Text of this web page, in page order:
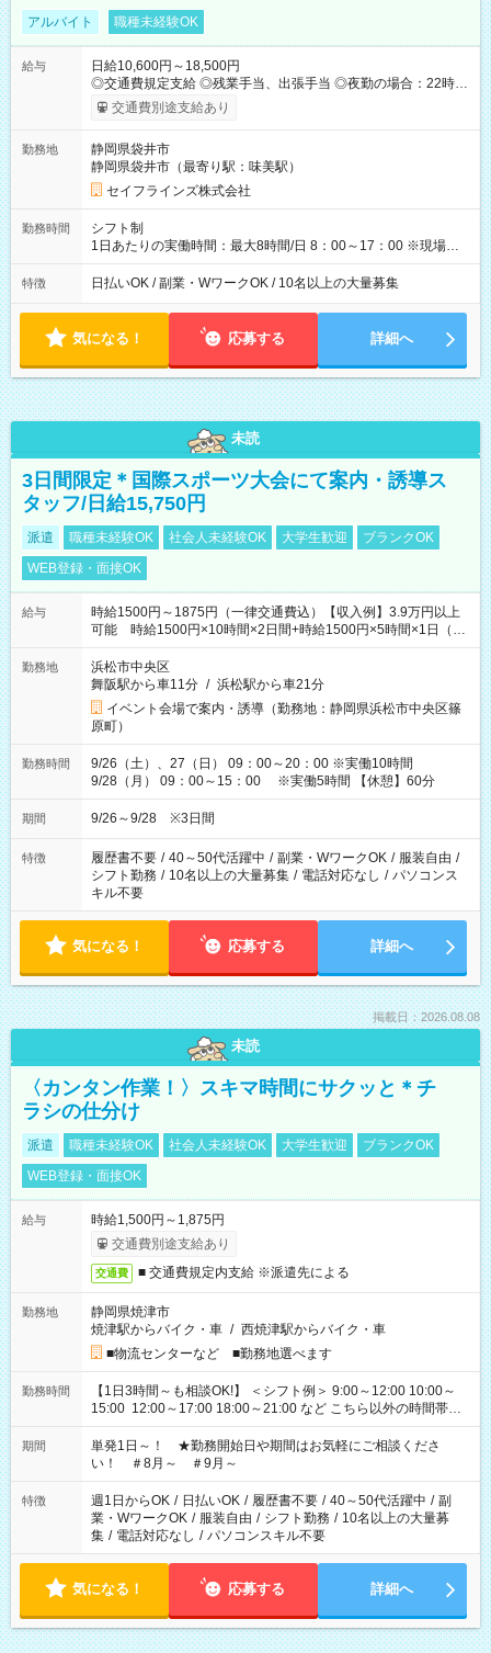
アルバイト 職種未経験OK
給与
日給10,600円～18,500円
◎交通費規定支給 ◎残業手当、出張手当 ◎夜勤の場合：22時～
翌5時は割増給与 ◎日払い・週払い可(希望者／条件有) ◎社食あ
ダブルワークも可能です☺ ◎髪色、ピアス、タトゥーOK おしゃ
れも自由に楽しめます！ 【試用期間】試用期間あり 試用期間の
長さ：3ヶ月 雇用形態、給与は本採用時と同じです。
交通費別途支給あり
勤務地
静岡県袋井市
静岡県袋井市（最寄り駅：味美駅）
セイフラインズ株式会社
勤務時間
シフト制
1日あたりの実働時間：最大8時間/日 8：00～17：00 ※現場によ
っては多少時間は前後します ▶残業ほとんどなし！ ▶時間より
早く終わることの方が多いと思います。現場によっては午前中
望の方は夜勤（21:00～6:00）のお仕事も可能。
特徴 日払いOK / 副業・WワークOK / 10名以上の大量募集
気になる！ 応募する 詳細へ
未読
3日間限定＊国際スポーツ大会にて案内・誘導ス
タッフ/日給15,750円
派遣 職種未経験OK 社会人未経験OK 大学生歓迎
ブランクOK
WEB登録・面接OK
給与
時給1500円～1875円（一律交通費込）【収入例】3.9万円以上
可能 時給1500円×10時間×2日間+時給1500円×5時間×1日（実
働8時間を越えた時給：1875円）
勤務地
浜松市中央区
舞阪駅から車11分 / 浜松駅から車21分
イベント会場で案内・誘導（勤務地：静岡県浜松市中央区篠
原町）
勤務時間
9/26（土）、27（日） 09：00～20：00 ※実働10時間
9/28（月） 09：00～15：00 ※実働5時間 【休憩】60分
期間 9/26～9/28 ※3日間
特徴 履歴書不要 / 40～50代活躍中 / 副業・WワークOK / 服装自由 /
シフト勤務 / 10名以上の大量募集 / 電話対応なし / パソコンス
キル不要
気になる！ 応募する 詳細へ
掲載日：2026.08.08
未読
〈カンタン作業！〉スキマ時間にサクッと＊チ
ラシの仕分け
派遣 職種未経験OK 社会人未経験OK 大学生歓迎
ブランクOK
WEB登録・面接OK
給与
時給1,500円～1,875円
交通費別途支給あり
交通費 ■ 交通費規定内支給 ※派遣先による
勤務地
静岡県焼津市
焼津駅からバイク・車 / 西焼津駅からバイク・車
■物流センターなど ■勤務地選べます
勤務時間
【1日3時間～も相談OK!】 ＜シフト例＞ 9:00～12:00 10:00～
15:00 12:00～17:00 18:00～21:00 など こちら以外の時間帯も
お気軽にご相談ください！
期間
単発1日～！ ★勤務開始日や期間はお気軽にご相談くださ
い！ ＃8月～ ＃9月～
特徴 週1日からOK / 日払いOK / 履歴書不要 / 40～50代活躍中 / 副
業・WワークOK / 服装自由 / シフト勤務 / 10名以上の大量募
集 / 電話対応なし / パソコンスキル不要
気になる！ 応募する 詳細へ